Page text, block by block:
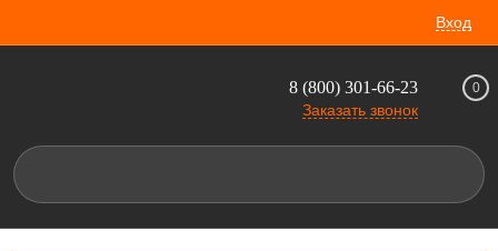
Вход
8 (800) 301-66-23
Заказать звонок
0